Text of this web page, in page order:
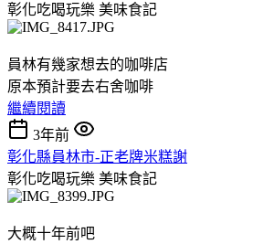
彰化吃喝玩樂 美味食記
員林有幾家想去的咖啡店
原本預計要去右舍咖啡
繼續閱讀
3年前
彰化縣員林市-正老牌米糕謝
彰化吃喝玩樂 美味食記
大概十年前吧